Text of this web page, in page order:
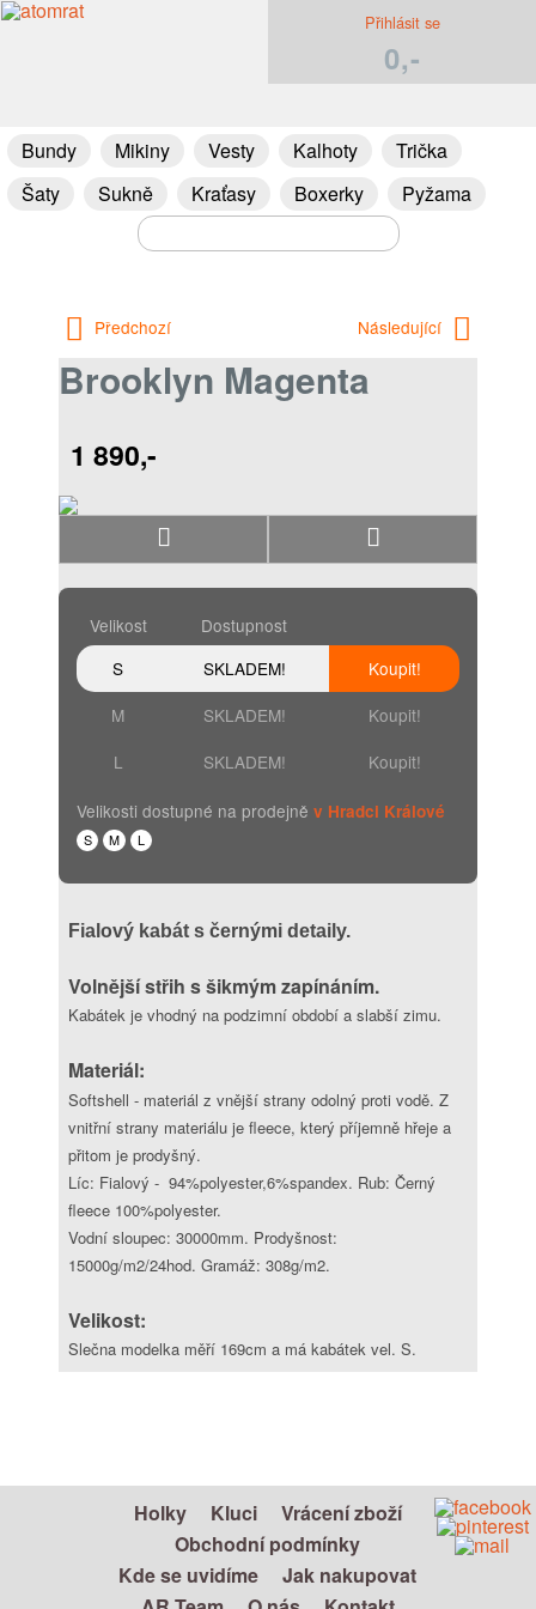
Přihlásit se
0,-
Bundy Mikiny Vesty Kalhoty
Trička
Šaty
Sukně Kraťasy Boxerky Pyžama
Předchozí Následující
Brooklyn Magenta
1 890,-
Velikost
Dostupnost
S
SKLADEM!
Koupit!
M
SKLADEM!
Koupit!
L
SKLADEM! Koupit!
Velikosti dostupné na prodejně v Hradci Králové
S M L
Fialový kabát s černými detaily.
Volnější střih s šikmým zapínáním.
Kabátek je vhodný na podzimní období a slabší zimu.
Materiál:
Softshell - materiál z vnější strany odolný proti vodě. Z
vnitřní strany materiálu je fleece, který příjemně hřeje a
přitom je prodyšný.
Líc: Fialový - 94%polyester,6%spandex. Rub: Černý
fleece 100%polyester.
Vodní sloupec: 30000mm. Prodyšnost:
15000g/m2/24hod. Gramáž: 308g/m2.
Velikost:
Slečna modelka měří 169cm a má kabátek vel. S.
Holky Kluci
Vrácení zboží
Obchodní podmínky
Kde se uvidíme
Jak nakupovat